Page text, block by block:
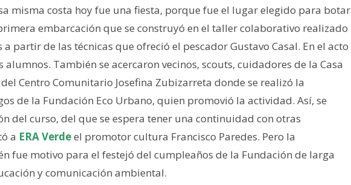
misma costa hoy fue una fiesta, porque fue el lugar elegido para botar
embarcación que se construyó en el taller colaborativo realizado
a partir de las técnicas que ofreció el pescador Gustavo Casal. En el acto
alumnos. También se acercaron vecinos, scouts, cuidadores de la Casa
Centro Comunitario Josefina Zubizarreta donde se realizó la
de la Fundación Eco Urbano, quien promovió la actividad. Así, se
del curso, del que se espera tener una continuidad con otras
a ERA Verdeel promotor cultura Francisco Paredes. Pero la
fue motivo para el festejó del cumpleaños de la Fundación de larga
y comunicación ambiental.